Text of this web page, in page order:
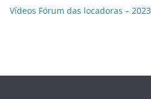
Vídeos Fórum das locadoras – 2023